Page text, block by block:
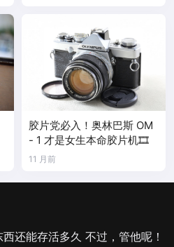
胶片党必入！奥林巴斯 OM
- 1 才是女生本命胶片机🎞️
11 月前
还能存活多久 不过，管他呢！